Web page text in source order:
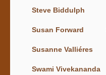
Steve Biddulph
Susan Forward
Susanne Valliéres
Swami Vivekananda